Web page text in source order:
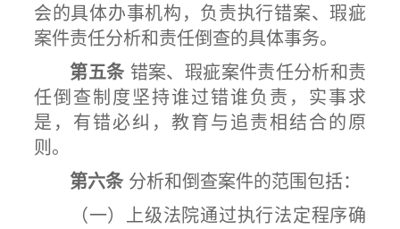
会的具体办事机构，负责执行错案、瑕疵
案件责任分析和责任倒查的具体事务。
第五条 错案、瑕疵案件责任分析和责
任倒查制度坚持谁过错谁负责，实事求
是，有错必纠，教育与追责相结合的原
则。
第六条 分析和倒查案件的范围包括：
（一）上级法院通过执行法定程序确